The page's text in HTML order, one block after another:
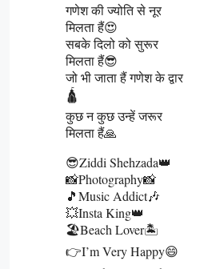
गणेश की ज्योति से नूर
मिलता हैं😍
सबके दिलो को सुरूर
मिलता हैं😎
जो भी जाता हैं गणेश के द्वार
🛕
कुछ न कुछ उन्हें जरूर
मिलता हैं🙏
😎Ziddi Shehzada👑
📸Photography📸
🎵Music Addict🎶
💥Insta King👑
🏖️Beach Lover🏝️
👉I’m Very Happy😄